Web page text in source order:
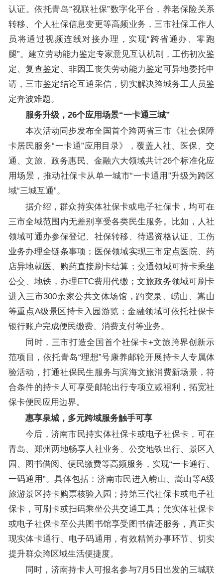
认证。依托青岛“视联社保”数字化平台，养老保险关系
转移、个人社保信息变更等高频业务，三市社保工作人
员将通过视频连线对接办理，实现“跨省通办、零跑
腿”。建立劳动能力鉴定专家意见互认机制，工伤初次鉴
定、复查鉴定、非因工丧失劳动能力鉴定可异地委托申
请，三市鉴定结论互通采信，切实解决跨城务工人员鉴
定奔波难题。
服务升级，26个应用场景“一卡通三城”
本次活动同步发布全国首个跨两省三市《社会保障
卡居民服务“一卡通”应用目录》，覆盖人社、医保、交
通、文旅、政务惠民、金融六大领域共计26个标准化应
用场景，推动社保卡从单一城市“一卡通用”升级为跨区
域“三城互通”。
据介绍，群众持实体社保卡或电子社保卡，均可在
三市全域范围内无差别享受各类民生服务。比如，人社
领域可通办参保登记、社保转移、待遇资格认证、工伤
业务办理全链条事项；医保领域实现三市定点医院、药
店异地就医、购药直接刷卡结算；交通领域可持卡乘坐
公交、地铁，办理ETC费用代缴；文旅政务领域可刷卡
进入三市300余家公共文体场馆，趵突泉、崂山、嵩山
等重点A级景区持卡入园游览；金融领域可依托社保卡
银行账户完成便民缴费、消费支付等业务。
同时，三市打造全国首个社保卡+文旅跨界创新示
范项目，依托青岛“理想”号康养邮轮开展持卡人专属体
验活动，打通社保民生服务与滨海文旅消费新场景，符
合条件的持卡人可享受邮轮出行专项立减福利，拓宽社
保卡便民应用边界。
惠享泉城，多元跨域服务触手可享
今后，济南市民持实体社保卡或电子社保卡，可在
青岛、郑州两地畅享人社业务、公交地铁出行、景区入
园、图书借阅、便民缴费等高频服务，实现“一卡通行、
一码通用”。具体包括：济南市民进入崂山、嵩山等A级
旅游景区持卡购票核验入园；持第三代社保卡或电子社
保卡，可刷卡或扫码乘坐公共交通工具；凭实体社保卡
或电子社保卡至公共图书馆享受图书借还服务，真正实
现实体卡通行、电子码通用，有效精简办事环节、切实
提升群众跨区域生活便捷度。
同时，济南持卡人可报名参与7月5日出发的三城联